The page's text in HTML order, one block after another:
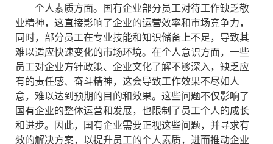
个人素质方面。国有企业部分员工对待工作缺乏敬
业精神，这直接影响了企业的运营效率和市场竞争力，
同时，部分员工在专业技能和知识储备上不足，导致其
难以适应快速变化的市场环境。在个人意识方面，一些
员工对企业方针政策、企业文化了解不够深入，缺乏应
有的责任感、奋斗精神，这会导致工作效果不尽如人
意，难以达到预期的目的和效果。这些问题不仅影响了
国有企业的整体运营和发展，也限制了员工个人的成长
和进步。因此，国有企业需要正视这些问题，并寻求有
效的解决方案，以提升员工的个人素质，进而推动企业